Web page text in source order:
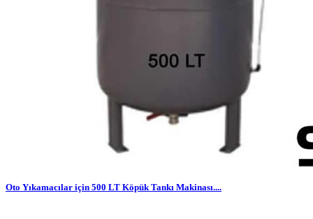
Oto Yıkamacılar için 500 LT Köpük Tankı Makinası....